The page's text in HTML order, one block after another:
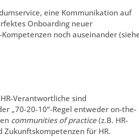
eine Kommunikation auf
Onboarding neuer
noch auseinander
Verantwortliche sind
„70-20-10“-Regel entweder on-the-
communities of practice (z.B. HR-
Zukunftskompetenzen für HR.